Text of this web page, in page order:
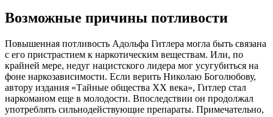
Возможные причины потливости
Повышенная потливость Адольфа Гитлера могла быть связана
с его пристрастием к наркотическим веществам. Или, по
крайней мере, недуг нацистского лидера мог усугубиться на
фоне наркозависимости. Если верить Николаю Боголюбову,
автору издания «Тайные общества ХХ века», Гитлер стал
наркоманом еще в молодости. Впоследствии он продолжал
употреблять сильнодействующие препараты. Примечательно,